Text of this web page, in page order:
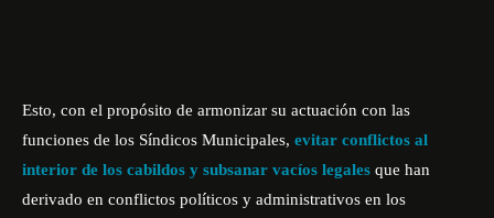
Esto, con el propósito de armonizar su actuación con las
funciones de los Síndicos Municipales, evitar conflictos al
interior de los cabildos y subsanar vacíos legales que han
derivado en conflictos políticos y administrativos en los